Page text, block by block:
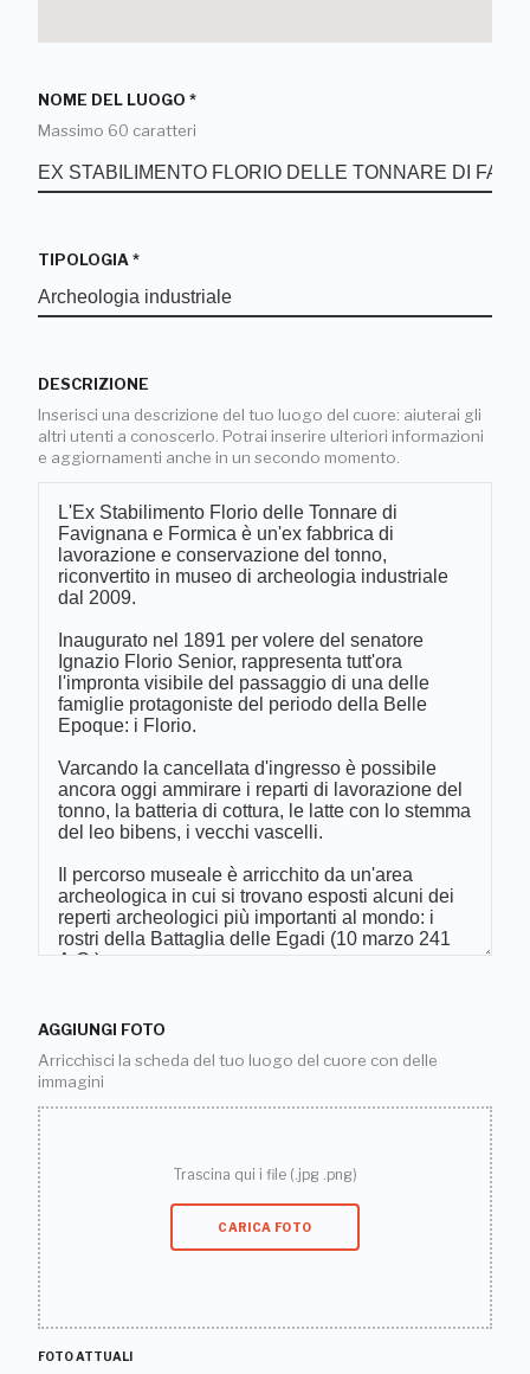
NOME DEL LUOGO *
Massimo 60 caratteri
TIPOLOGIA *
DESCRIZIONE
Inserisci una descrizione del tuo luogo del cuore: aiuterai gli
altri utenti a conoscerlo. Potrai inserire ulteriori informazioni
e aggiornamenti anche in un secondo momento.
AGGIUNGI FOTO
Arricchisci la scheda del tuo luogo del cuore con delle
immagini
Trascina qui i file (.jpg .png)
CARICA FOTO
FOTO ATTUALI